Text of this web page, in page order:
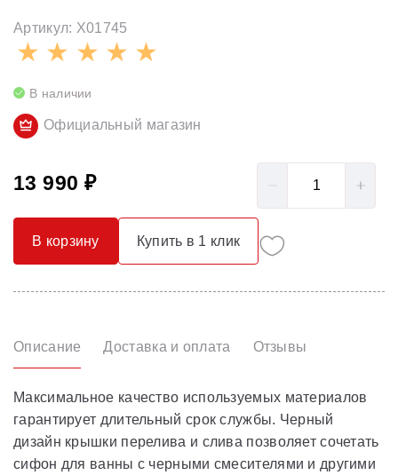
Артикул: X01745
В наличии
Официальный магазин
13 990 ₽
В корзину Купить в 1 клик
Описание Доставка и оплата Отзывы
Максимальное качество используемых материалов
гарантирует длительный срок службы. Черный
дизайн крышки перелива и слива позволяет сочетать
сифон для ванны с черными смесителями и другими